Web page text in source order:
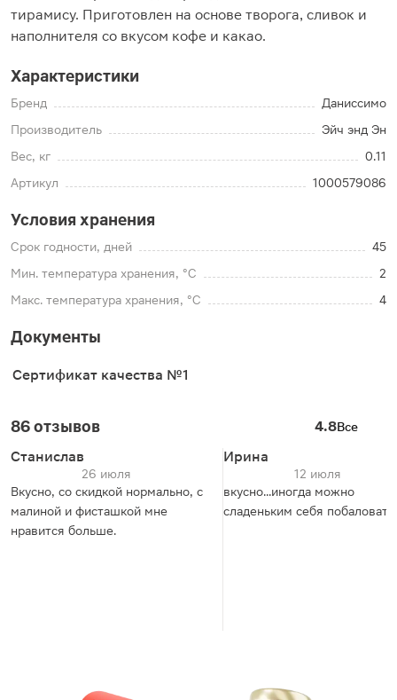
тирамису. Приготовлен на основе творога, сливок и
наполнителя со вкусом кофе и какао.
Характеристики
Бренд
Даниссимо
Производитель
Эйч энд Эн
Вес, кг
0.11
Артикул
1000579086
Условия хранения
Срок годности, дней
45
Мин. температура хранения, °C
2
Макс. температура хранения, °C
4
Документы
Сертификат качества №1
86 отзывов 4.8Все
Станислав
26 июля
Вкусно, со скидкой нормально, с
малиной и фисташкой мне
нравится больше.
Ирина
12 июля
вкусно...иногда можно
сладеньким себя побаловать